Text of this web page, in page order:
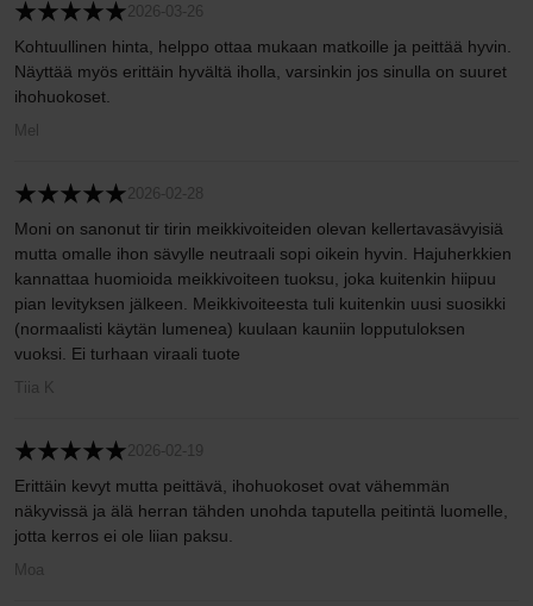
2026-03-26
Kohtuullinen hinta, helppo ottaa mukaan matkoille ja peittää hyvin.
Näyttää myös erittäin hyvältä iholla, varsinkin jos sinulla on suuret
ihohuokoset.
Mel
2026-02-28
Moni on sanonut tir tirin meikkivoiteiden olevan kellertavasävyisiä
mutta omalle ihon sävylle neutraali sopi oikein hyvin. Hajuherkkien
kannattaa huomioida meikkivoiteen tuoksu, joka kuitenkin hiipuu
pian levityksen jälkeen. Meikkivoiteesta tuli kuitenkin uusi suosikki
(normaalisti käytän lumenea) kuulaan kauniin lopputuloksen
vuoksi. Ei turhaan viraali tuote
Tiia K
2026-02-19
Erittäin kevyt mutta peittävä, ihohuokoset ovat vähemmän
näkyvissä ja älä herran tähden unohda taputella peitintä luomelle,
jotta kerros ei ole liian paksu.
Moa